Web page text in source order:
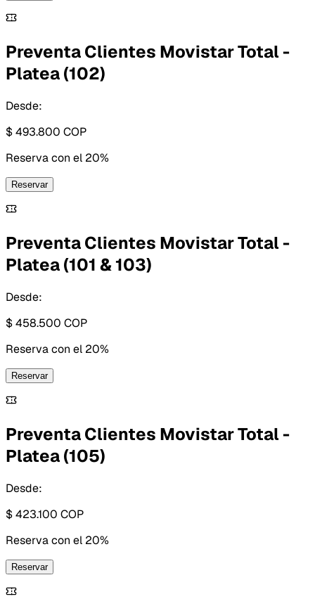
Preventa Clientes Movistar Total -
Platea (102)
Desde:
$ 493.800 COP
Reserva con el 20%
Reservar
Preventa Clientes Movistar Total -
Platea (101 & 103)
Desde:
$ 458.500 COP
Reserva con el 20%
Reservar
Preventa Clientes Movistar Total -
Platea (105)
Desde:
$ 423.100 COP
Reserva con el 20%
Reservar